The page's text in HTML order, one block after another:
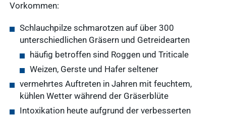
Vorkommen:
Schlauchpilze schmarotzen auf über 300
unterschiedlichen Gräsern und Getreidearten
häufig betroffen sind Roggen und Triticale
Weizen, Gerste und Hafer seltener
vermehrtes Auftreten in Jahren mit feuchtem,
kühlen Wetter während der Gräserblüte
Intoxikation heute aufgrund der verbesserten